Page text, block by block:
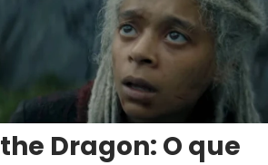
Dragon: O que